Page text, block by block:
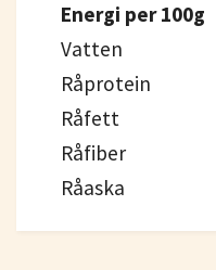
Energi per 100g
Vatten
Råprotein
Råfett
Råfiber
Råaska